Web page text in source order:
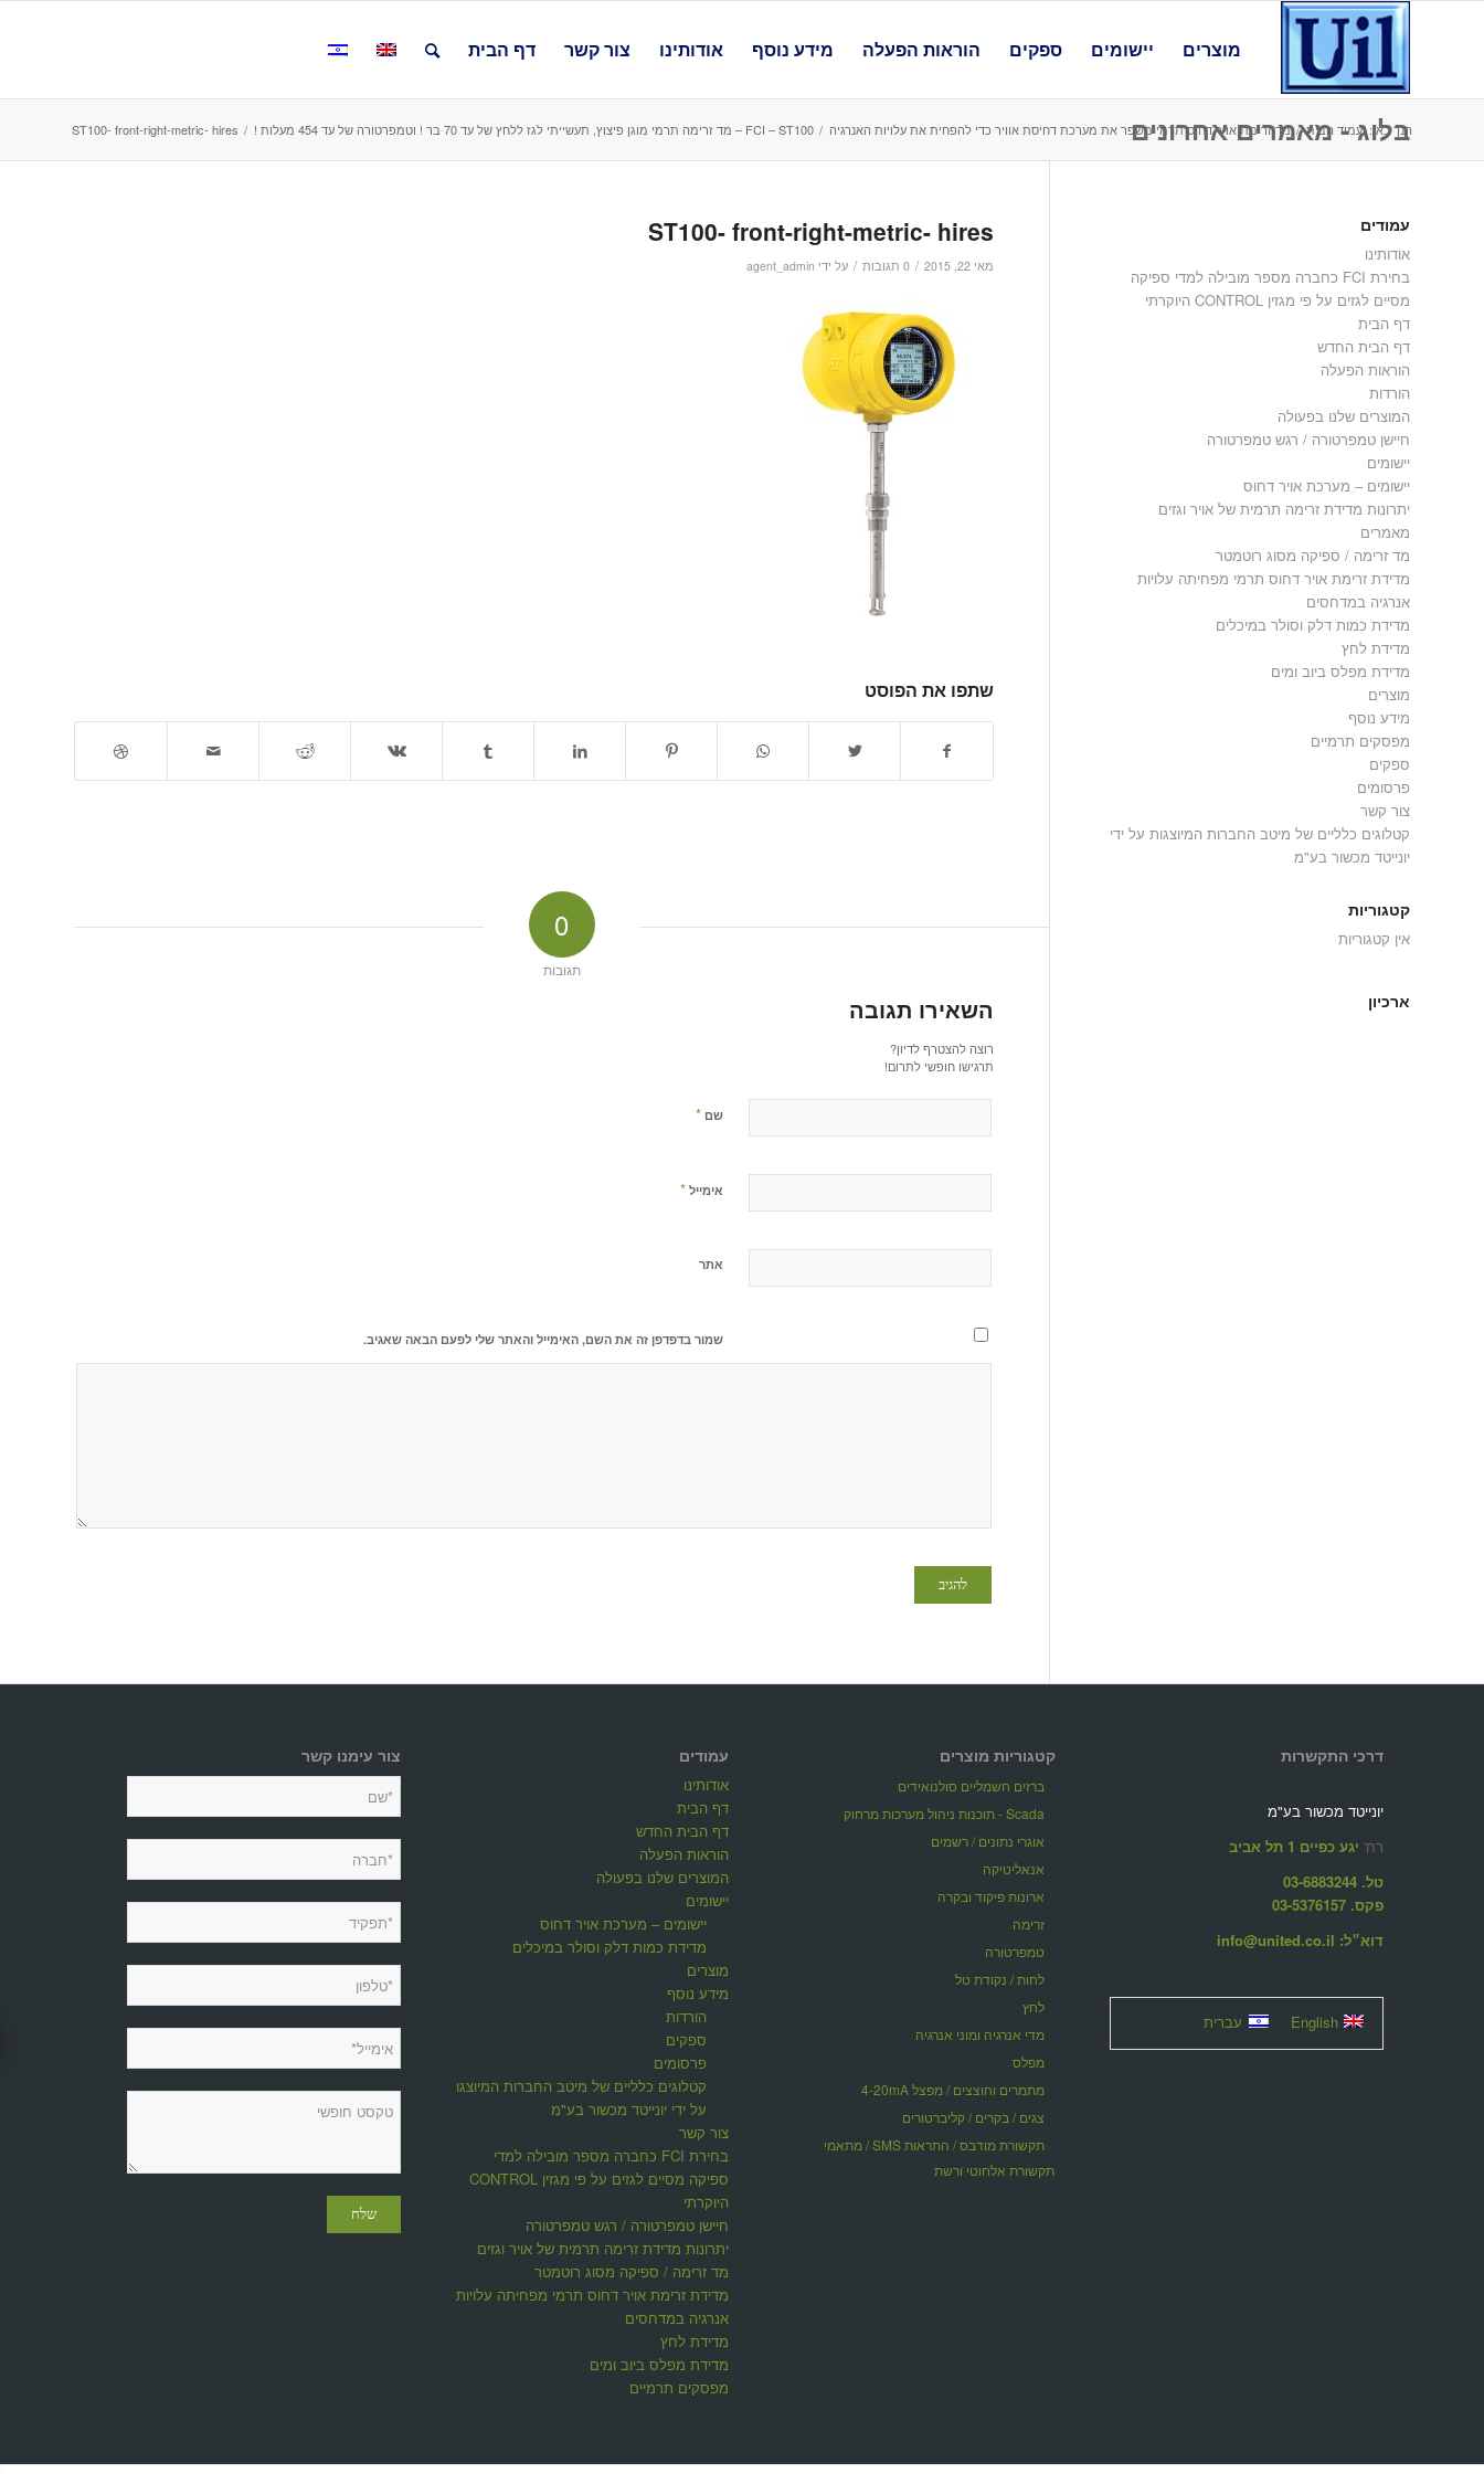
מוצרים יישומים ספקים הוראות הפעלה מידע נוסף אודותינו צור קשר דף הבית
בלוג - מאמרים אחרונים
הנך כאן: עמוד הבית / מד זרימת אויר דחוס תרמי משפר את מערכת דחיסת אוויר כדי להפחית את עלויות האנרגיה / FCI – ST100 – מד זרימה תרמי מוגן פיצוץ, תעשייתי לגז ללחץ של עד 70 בר ! וטמפרטורה של עד 454 מעלות ! /
ST100- front-right-metric- hires
ST100- front-right-metric- hires
מאי 22, 2015 / 0 תגובות / על ידי agent_admin
שתפו את הפוסט
0
תגובות
השאירו תגובה
רוצה להצטרף לדיון?
תרגישו חופשי לתרום!
שם *
אימייל *
אתר
שמור בדפדפן זה את השם, האימייל והאתר שלי לפעם הבאה שאגיב.
עמודים
אודותינו
בחירת FCI כחברה מספר מובילה למדי ספיקה
מסיים לגזים על פי מגזין CONTROL היוקרתי
דף הבית
דף הבית החדש
הוראות הפעלה
הורדות
המוצרים שלנו בפעולה
חיישן טמפרטורה / רגש טמפרטורה
יישומים
יישומים – מערכת אויר דחוס
יתרונות מדידת זרימה תרמית של אויר וגזים
מאמרים
מד זרימה / ספיקה מסוג רוטמטר
מדידת זרימת אויר דחוס תרמי מפחיתה עלויות
אנרגיה במדחסים
מדידת כמות דלק וסולר במיכלים
מדידת לחץ
מדידת מפלס ביוב ומים
מוצרים
מידע נוסף
מפסקים תרמיים
ספקים
פרסומים
צור קשר
קטלוגים כלליים של מיטב החברות המיוצגות על ידי
יונייטד מכשור בע"מ
קטגוריות
אין קטגוריות
ארכיון
צור עימנו קשר עמודים
אודותינו
דף הבית
דף הבית החדש
הוראות הפעלה
המוצרים שלנו בפעולה
יישומים
יישומים – מערכת אויר דחוס
מדידת כמות דלק וסולר במיכלים
מוצרים
מידע נוסף
הורדות
ספקים
פרסומים
קטלוגים כלליים של מיטב החברות המיוצגות
על ידי יונייטד מכשור בע"מ
צור קשר
בחירת FCI כחברה מספר מובילה למדי
ספיקה מסיים לגזים על פי מגזין CONTROL
היוקרתי
חיישן טמפרטורה / רגש טמפרטורה
יתרונות מדידת זרימה תרמית של אויר וגזים
מד זרימה / ספיקה מסוג רוטמטר
מדידת זרימת אויר דחוס תרמי מפחיתה עלויות
אנרגיה במדחסים
מדידת לחץ
מדידת מפלס ביוב ומים
מפסקים תרמיים
קטגוריות מוצרים
ברזים חשמליים סולנואידים
Scada - תוכנות ניהול מערכות מרחוק
אוגרי נתונים / רשמים
אנאליטיקה
ארונות פיקוד ובקרה
זרימה
טמפרטורה
לחות / נקודת טל
לחץ
מדי אנרגיה ומוני אנרגיה
מפלס
מתמרים וחוצצים / מפצל 4-20mA
צגים / בקרים / קליברטורים
תקשורת מודבס / התראות SMS / מתאמי
תקשורת אלחוטי ורשת
דרכי התקשרות
יונייטד מכשור בע"מ
רח' יגע כפיים 1 תל אביב
טל. 03-6883244
פקס. 03-5376157
דוא״ל: info@united.co.il
English עברית